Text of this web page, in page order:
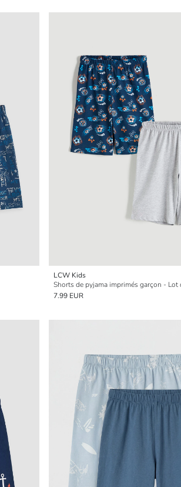
LCW Kids
Shorts de pyjama imprimés garçon - Lot
7.99 EUR